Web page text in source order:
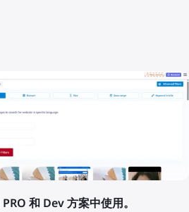
和 Dev 方案中使用。